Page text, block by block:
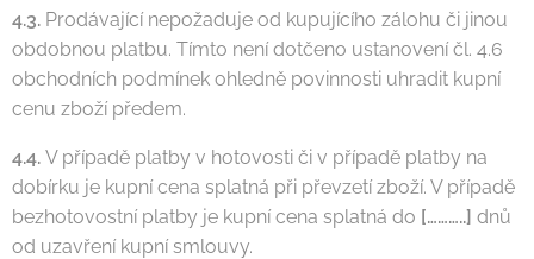
4.3. Prodávající nepožaduje od kupujícího zálohu či jinou
obdobnou platbu. Tímto není dotčeno ustanovení čl. 4.6
obchodních podmínek ohledně povinnosti uhradit kupní
cenu zboží předem.
4.4. V případě platby v hotovosti či v případě platby na
dobírku je kupní cena splatná při převzetí zboží. V případě
bezhotovostní platby je kupní cena splatná do [………..] dnů
od uzavření kupní smlouvy.